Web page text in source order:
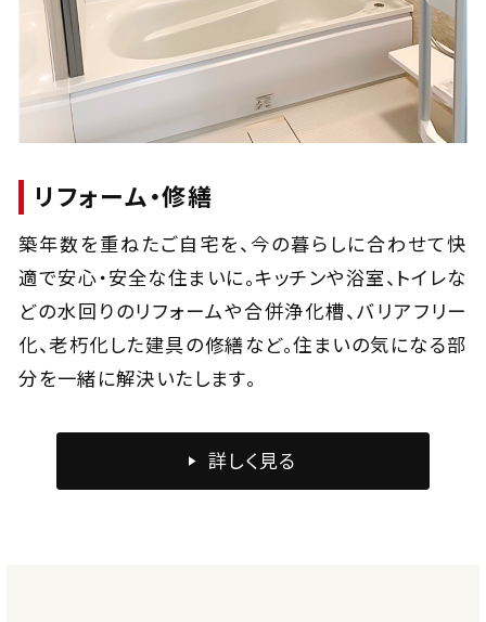
リフォーム・修繕
築年数を重ねたご自宅を、今の暮らしに合わせて快
適で安心・安全な住まいに。キッチンや浴室、トイレな
どの水回りのリフォームや合併浄化槽、バリアフリー
化、老朽化した建具の修繕など。住まいの気になる部
分を一緒に解決いたします。
詳しく見る